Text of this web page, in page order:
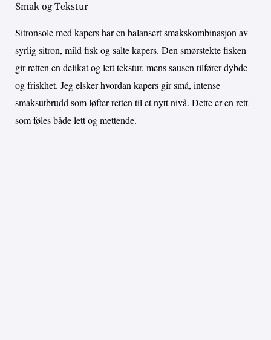
Smak og Tekstur
Sitronsole med kapers har en balansert smakskombinasjon av
syrlig sitron, mild fisk og salte kapers. Den smørstekte fisken
gir retten en delikat og lett tekstur, mens sausen tilfører dybde
og friskhet. Jeg elsker hvordan kapers gir små, intense
smaksutbrudd som løfter retten til et nytt nivå. Dette er en rett
som føles både lett og mettende.